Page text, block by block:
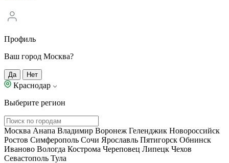
Профиль
Ваш город Москва?
Да Нет
Краснодар
Выберите регион
Москва Анапа Владимир Воронеж Геленджик Новороссийск
Ростов Симферополь Сочи Ярославль Пятигорск Обнинск
Иваново Вологда Кострома Череповец Липецк Чехов
Севастополь Тула